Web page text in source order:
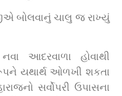
બોલવાનું ચાલુ જ રાખ્યું
આદરવાળા હોવાથી
યથાર્થ ઓળખી શકતા
સર્વોપરી ઉપાસના